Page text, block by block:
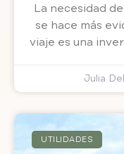
La necesidad
se hace más
viaje es una
Julia
UTILIDADES